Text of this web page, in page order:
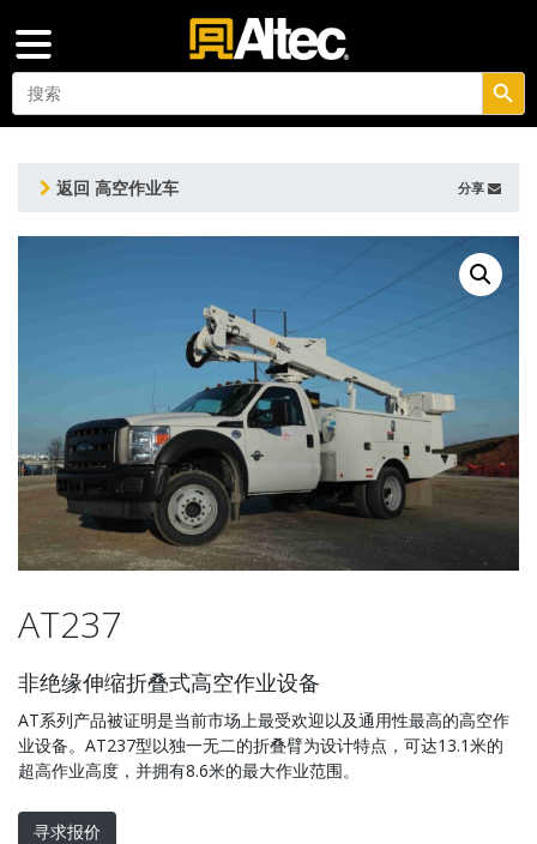
Search
for:
搜索按钮
返回 高空作业车 分享
AT237
非绝缘伸缩折叠式高空作业设备
AT系列产品被证明是当前市场上最受欢迎以及通用性最高的高空作
业设备。AT237型以独一无二的折叠臂为设计特点，可达13.1米的
超高作业高度，并拥有8.6米的最大作业范围。
寻求报价